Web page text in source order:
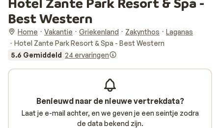
Best Western
Home Vakantie Griekenland Zakynthos
Laganas
Hotel Zante Park Resort & Spa - Best Western
5.6 Gemiddeld 24 ervaringen
Benieuwd naar de nieuwe vertrekdata?
Laat je e-mail achter, en we geven je een seintje zodra
de data bekend zijn.